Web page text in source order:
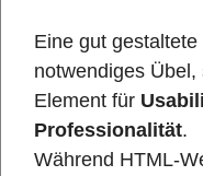
Eine gut
notwendiges
Element für
Professionalität.
Während HTML-